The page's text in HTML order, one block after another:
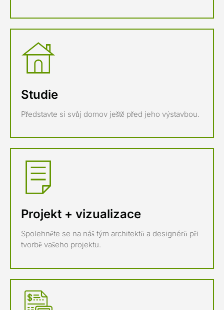
Studie
Představte si svůj domov ještě před jeho výstavbou.
Projekt + vizualizace
Spolehněte se na náš tým architektů a designérů při
tvorbě vašeho projektu.